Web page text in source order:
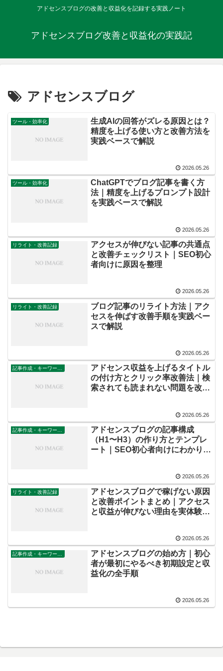
アドセンスブログの改善と収益化を記録する実践ノート
アドセンスブログ改善と収益化の実践記
アドセンスブログ
ツール・効率化
生成AIの回答がズレる原因とは？
精度を上げる使い方と改善方法を
実践ベースで解説
2026.05.26
ツール・効率化
ChatGPTでブログ記事を書く方
法｜精度を上げるプロンプト設計
を実践ベースで解説
2026.05.26
リライト・改善記録
アクセスが伸びない記事の共通点
と改善チェックリスト｜SEO初心
者向けに原因を整理
2026.05.26
リライト・改善記録
ブログ記事のリライト方法｜アク
セスを伸ばす改善手順を実践ベー
スで解説
2026.05.26
記事作成・キーワード設計
アドセンス収益を上げるタイトル
の付け方とクリック率改善法｜検
索されても読まれない問題を改善
2026.05.26
アドセンスブログの記事構成
（H1〜H3）の作り方とテンプレ
ート｜SEO初心者向けにわかりや
2026.05.26
リライト・改善記録
アドセンスブログで稼げない原因
と改善ポイントまとめ｜アクセス
と収益が伸びない理由を実体験ベ
2026.05.26
アドセンスブログの始め方｜初心
者が最初にやるべき初期設定と収
益化の全手順
2026.05.26